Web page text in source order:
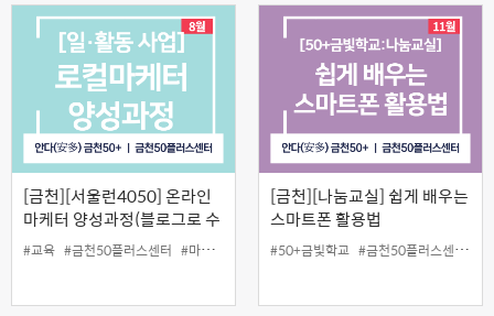
[금천][서울런4050] 온라인
마케터 양성과정(블로그로 수
익 창출하기)
#교육 #금천50플러스센터 #마케터 #부수입 #블로거 #블로그 #용돈 #일활동
[금천][나눔교실] 쉽게 배우는
스마트폰 활용법
#50+금빛학교 #금천50플러스센터